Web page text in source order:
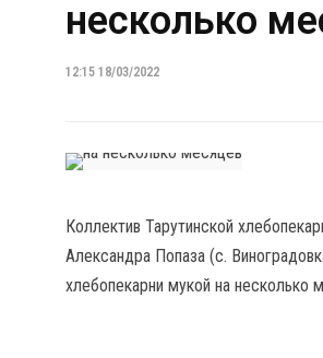
несколько
12:15 18/03/2022
Коллектив Тарутинской
Александра Попаза (с.
хлебопекарни мукой на